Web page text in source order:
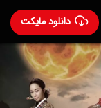
دانلود مایکت
- The Moon